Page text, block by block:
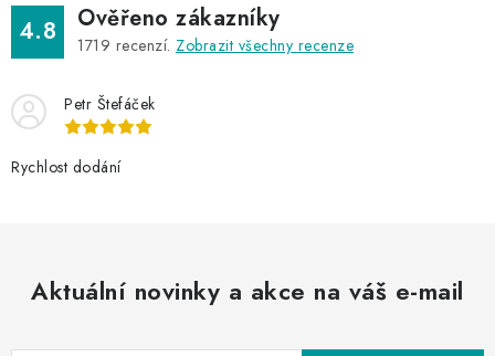
4.8 Ověřeno zákazníky
1719 recenzí. Zobrazit všechny recenze
Petr Štefáček
Rychlost dodání
Aktuální novinky a akce na váš e-mail